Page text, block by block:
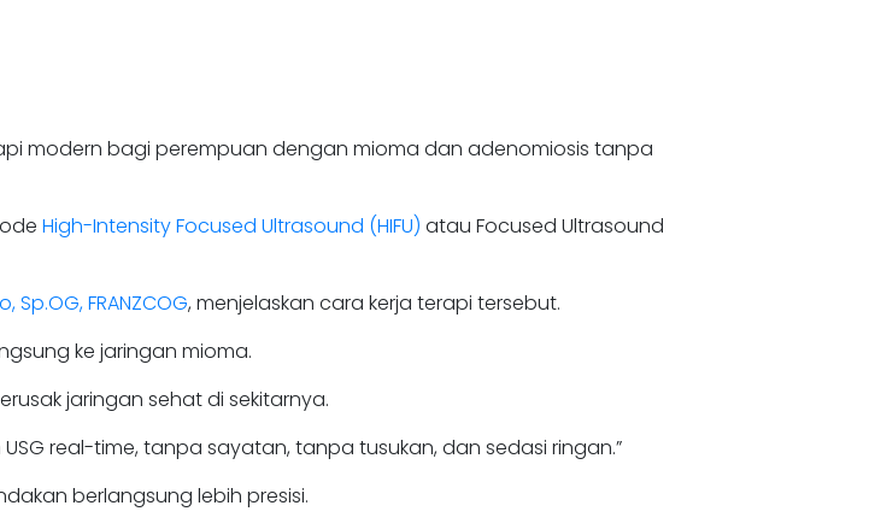
modern bagi perempuan dengan mioma dan adenomiosis tanpa
High-Intensity Focused Ultrasound (HIFU) atau Focused Ultrasound
Sp.OG, FRANZCOG, menjelaskan cara kerja terapi tersebut.
ke jaringan mioma.
jaringan sehat di sekitarnya.
real-time, tanpa sayatan, tanpa tusukan, dan sedasi ringan.”
berlangsung lebih presisi.